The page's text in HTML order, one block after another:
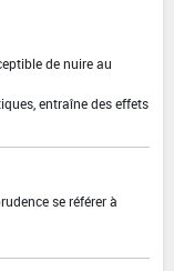
de nuire au
entraîne des effets
se référer à